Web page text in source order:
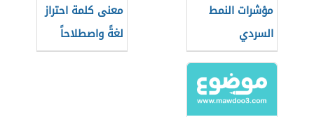
مؤشرات النمط
السردي
معنى كلمة احتراز
لغةً واصطلاحاً